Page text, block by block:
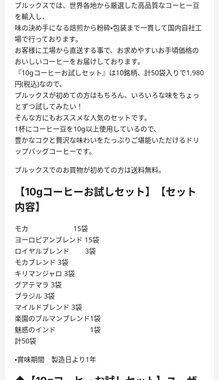
ブルックスでは、世界各地から厳選した高品質なコーヒー豆
を輸入し、
味の決め手になる焙煎から粉砕・包装まで一貫して国内自社工
場で行っております。
お客様に工場から直送する事で、お求めやすいお手頃価格の
おいしいコーヒーをお届けしております。
『10gコーヒーお試しセット』は10銘柄、計50袋入りで1,980
円(税込)なので、
ブルックスが初めての方はもちろん、いろいろな味をちょっ
とずつ試してみたい！
そんな方にもおススメな人気のセットです。
1杯にコーヒー豆を10g以上使用しているので、
豊かなコクと贅沢な味わいをたっぷりご堪能いただけるドリ
ップバッグコーヒーです。
ブルックスでのお買物が初めての方は送料無料。
【10gコーヒーお試しセット】【セット
内容】
モカ 15袋
ヨーロピアンブレンド 15袋
ロイヤルブレンド 3袋
モカブレンド 3袋
キリマンジャロ 3袋
グアテマラ 3袋
ブラジル 3袋
マイルドブレンド 3袋
楽園のブルマンブレンド1袋
魅惑のインド 1袋
計50袋
・賞味期間 製造日より1年